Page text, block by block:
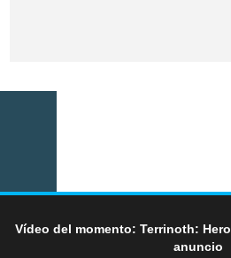
Vídeo del momento: Terrinoth:
anuncio